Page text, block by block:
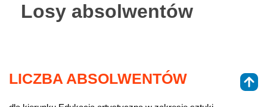
Losy absolwentów
LICZBA ABSOLWENTÓW